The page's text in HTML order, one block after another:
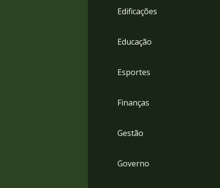
Edificações
Educação
Esportes
Finanças
Gestão
Governo